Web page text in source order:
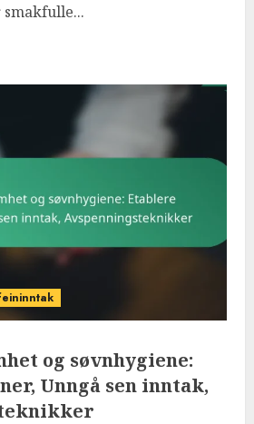
og søvnhygiene:
Unngå sen inntak,